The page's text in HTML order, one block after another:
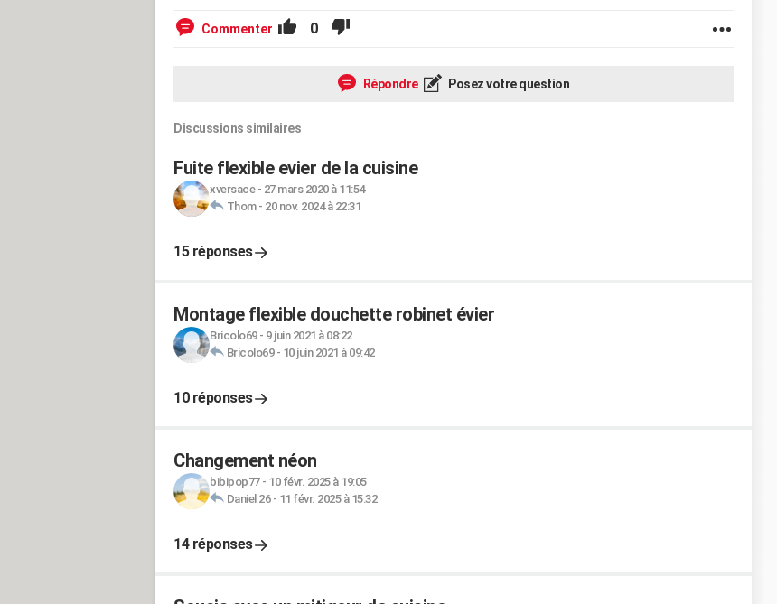
Commenter 0
Répondre Posez votre question
Discussions similaires
Fuite flexible evier de la cuisine
xversace- 27 mars 2020 à 11:54
Thom- 20 nov. 2024 à 22:31
15 réponses
Montage flexible douchette robinet évier
Bricolo69- 9 juin 2021 à 08:22
Bricolo69- 10 juin 2021 à 09:42
10 réponses
Changement néon
bibipop77- 10 févr. 2025 à 19:05
Daniel 26- 11 févr. 2025 à 15:32
14 réponses